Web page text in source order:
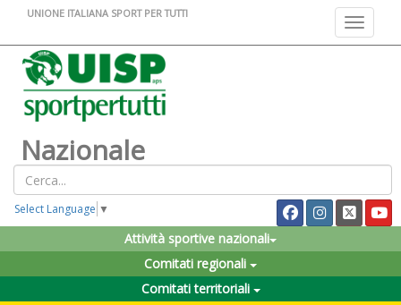
Toggle
UNIONE ITALIANA SPORT PER TUTTI
Nazionale
Select Language ▼
Attività sportive nazionali
Comitati regionali
Comitati territoriali